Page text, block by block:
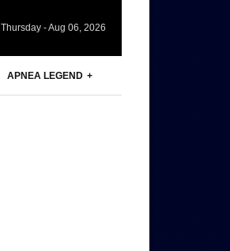
Thursday - Aug 06, 2026
APNEA LEGEND